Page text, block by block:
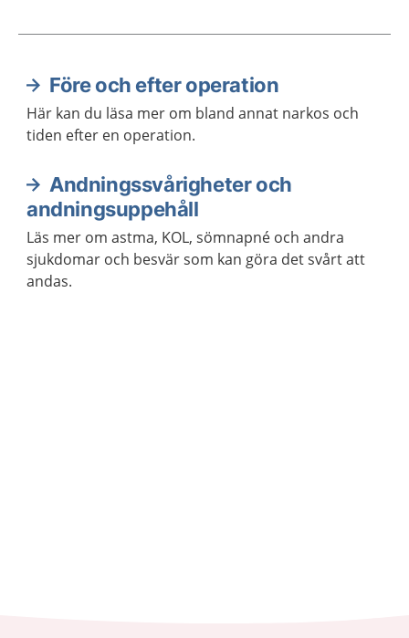
Aktuella artiklar
Före och efter operation
Här kan du läsa mer om bland annat narkos och
tiden efter en operation.
Andningssvårigheter och
andningsuppehåll
Läs mer om astma, KOL, sömnapné och andra
sjukdomar och besvär som kan göra det svårt att
andas.